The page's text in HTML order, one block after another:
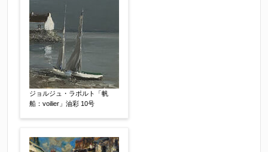
ジョルジュ・ラポルト「帆
船：voilier」油彩 10号